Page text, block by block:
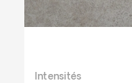
Intensités